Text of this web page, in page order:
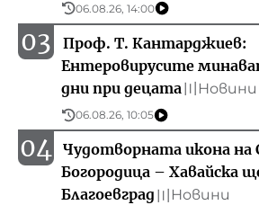
06.08.26, 14:00
03
Проф. Т. Кантарджиев:
Ентеровирусите
дни при децата 〣 Новини
06.08.26, 10:05
04 Чудотворната икона на
Богородица – Хавайска
Благоевград 〣 Новини